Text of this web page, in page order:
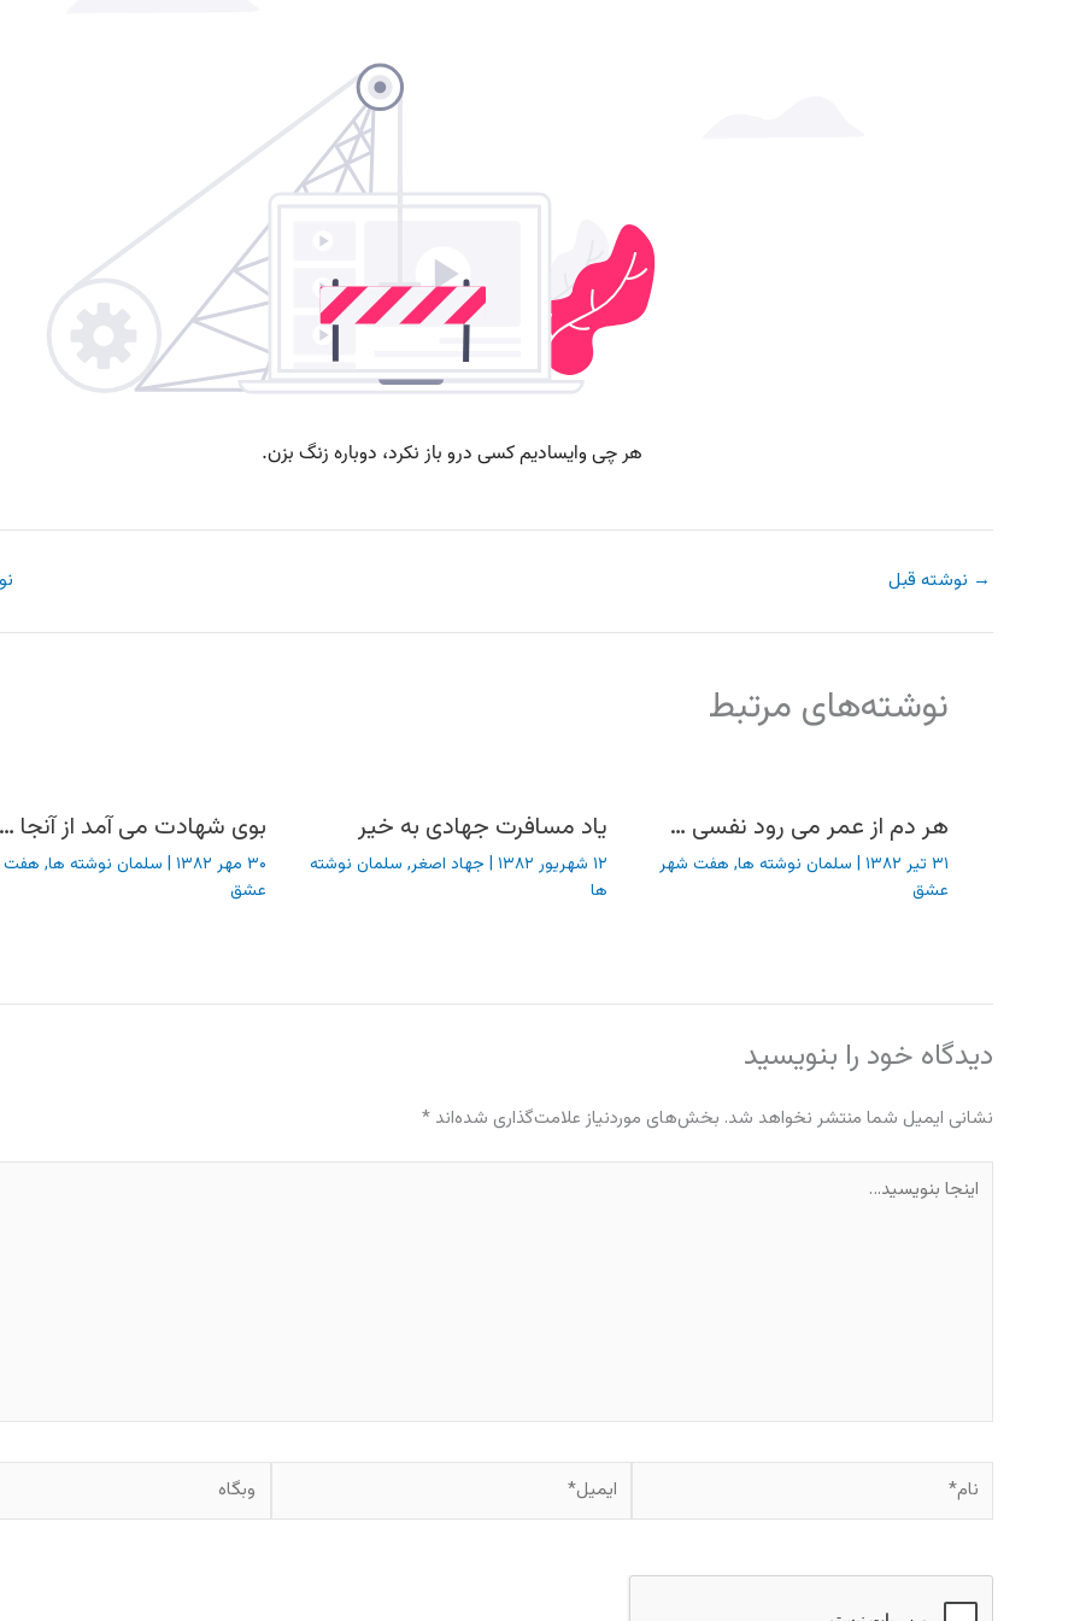
→ نوشته قبل
نوشته‌های مرتبط
هر دم از عمر می رود نفسی …
۳۱ تیر ۱۳۸۲ | سلمان نوشته ها, هفت شهر
عشق
یاد مسافرت جهادی به خیر
۱۲ شهریور ۱۳۸۲ | جهاد اصغر, سلمان نوشته
ها
بوی شهادت می آمد از آنجا …
۳۰ مهر ۱۳۸۲ | سلمان نوشته ها, هفت
عشق
دیدگاه‌ خود را بنویسید
نشانی ایمیل شما منتشر نخواهد شد. بخش‌های موردنیاز علامت‌گذاری شده‌اند *
بنویسید…
وبگاه